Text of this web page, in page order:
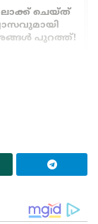
ചെയ്ത്
പുറത്ത്!
കോളേജ്